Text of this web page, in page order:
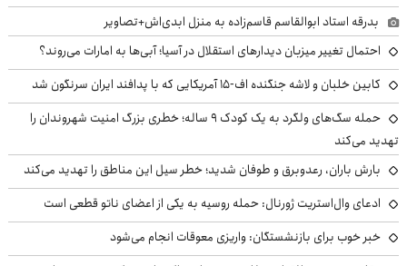
بدرقه استاد ابوالقاسم قاسم‌زاده به منزل ابدی‌اش+تصاویر
احتمال تغییر میزبان دیدارهای استقلال در آسیا؛ آبی‌ها به امارات می‌روند؟
کابین خلبان و لاشه جنگنده اف-۱۵ آمریکایی که با پدافند ایران سرنگون شد
حمله سگ‌های ولگرد به یک کودک ۹ ساله؛ خطری بزرگ امنیت شهروندان را
تهدید می‌کند
بارش باران، رعدوبرق و طوفان شدید؛ خطر سیل این مناطق را تهدید می‌کند
ادعای وال‌استریت ژورنال: حمله روسیه به یکی از اعضای ناتو قطعی است
خبر خوب برای بازنشستگان: واریزی معوقات انجام می‌شود